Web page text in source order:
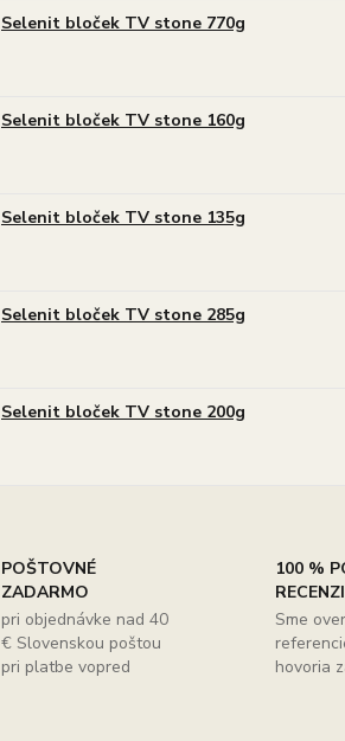
Selenit bloček TV stone 770g
Selenit bloček TV stone 160g
Selenit bloček TV stone 135g
Selenit bloček TV stone 285g
Selenit bloček TV stone 200g
POŠTOVNÉ
ZADARMO
pri objednávke nad 40
€ Slovenskou poštou
pri platbe vopred
100 %
Sme
hovoria